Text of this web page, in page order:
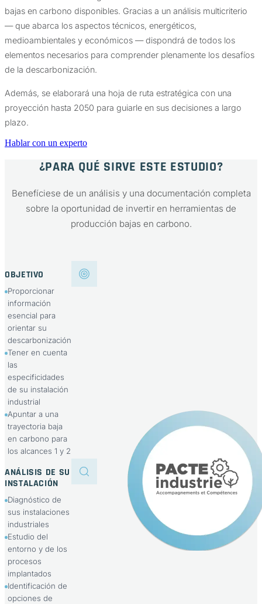
bajas en carbono disponibles. Gracias a un análisis multicriterio
— que abarca los aspectos técnicos, energéticos,
medioambientales y económicos — dispondrá de todos los
elementos necesarios para comprender plenamente los desafíos
de la descarbonización.
Además, se elaborará una hoja de ruta estratégica con una
proyección hasta 2050 para guiarle en sus decisiones a largo
plazo.
Hablar con un experto
¿PARA QUÉ SIRVE ESTE ESTUDIO?
Benefíciese de un análisis y una documentación completa
sobre la oportunidad de invertir en herramientas de
producción bajas en carbono.
OBJETIVO
Proporcionar
información
esencial para
orientar su
descarbonización
Tener en cuenta
las
especificidades
de su instalación
industrial
Apuntar a una
trayectoria baja
en carbono para
los alcances 1 y 2
ANÁLISIS DE SU
INSTALACIÓN
Diagnóstico de
sus instalaciones
industriales
Estudio del
entorno y de los
procesos
implantados
Identificación de
opciones de